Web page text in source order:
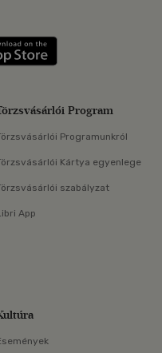
Szerezd meg: Google
Program
Programunkról
Kártya egyenlege
szabályzat
App